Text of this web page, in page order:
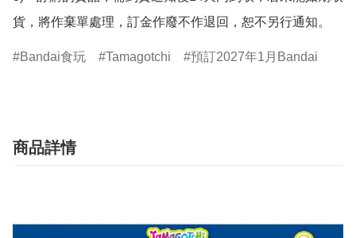
貨，將作棄單處理，訂金作廢不作退回，恕不另行通知。
Bandai食玩 Tamagotchi 預訂2027年1月Bandai
商品詳情